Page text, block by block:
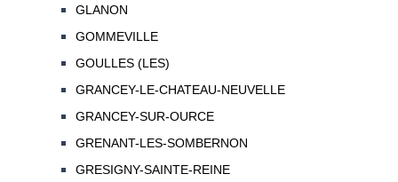
GLANON
GOMMEVILLE
GOULLES (LES)
GRANCEY-LE-CHATEAU-NEUVELLE
GRANCEY-SUR-OURCE
GRENANT-LES-SOMBERNON
GRESIGNY-SAINTE-REINE